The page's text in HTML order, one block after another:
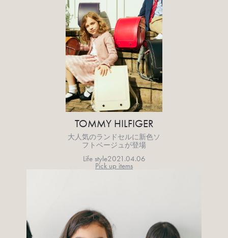
TOMMY HILFIGER
大人気のランドセルに新色ソ
フトベージュが登場
Life style2021.04.06
Pick up items